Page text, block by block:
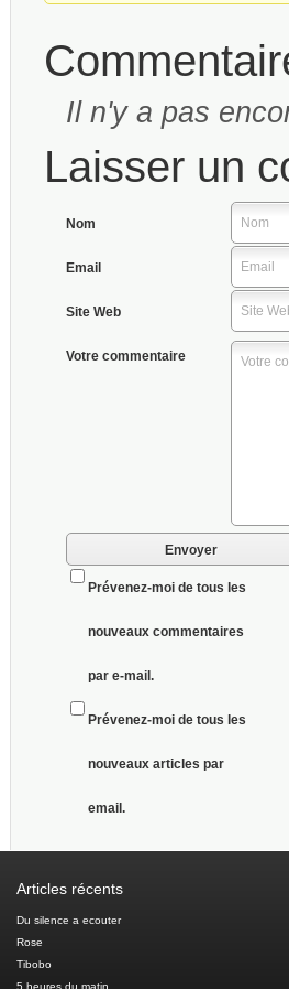
Il n'y a pas
Laisser un
Nom
Email
Site Web
Votre commentaire
Prévenez-moi de tous les
nouveaux commentaires
par e-mail.
Prévenez-moi de tous les
nouveaux articles par
email.
Articles récents
Du silence a ecouter
Rose
Tibobo
5 heures du matin